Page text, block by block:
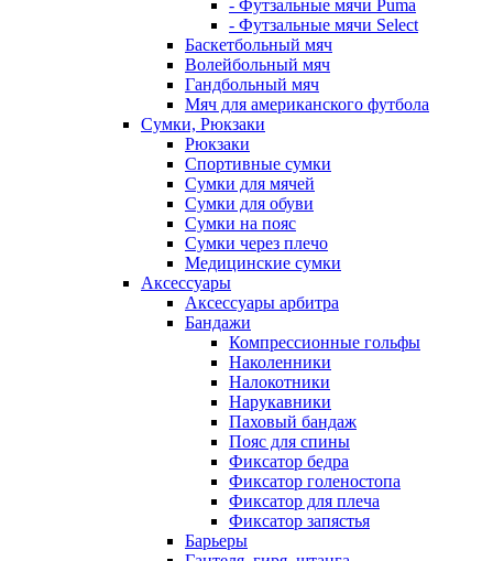
- Футзальные мячи Puma
- Футзальные мячи Select
Баскетбольный мяч
Волейбольный мяч
Гандбольный мяч
Мяч для американского футбола
Сумки, Рюкзаки
Рюкзаки
Спортивные сумки
Сумки для мячей
Сумки для обуви
Сумки на пояс
Сумки через плечо
Медицинские сумки
Аксессуары
Аксессуары арбитра
Бандажи
Компрессионные гольфы
Наколенники
Налокотники
Нарукавники
Паховый бандаж
Пояс для спины
Фиксатор бедра
Фиксатор голеностопа
Фиксатор для плеча
Фиксатор запястья
Барьеры